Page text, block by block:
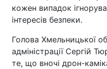
кожен випадок
інтересів безпеки.
Голова Хмельницької
адміністрації Сергій
те, що вночі дрон-